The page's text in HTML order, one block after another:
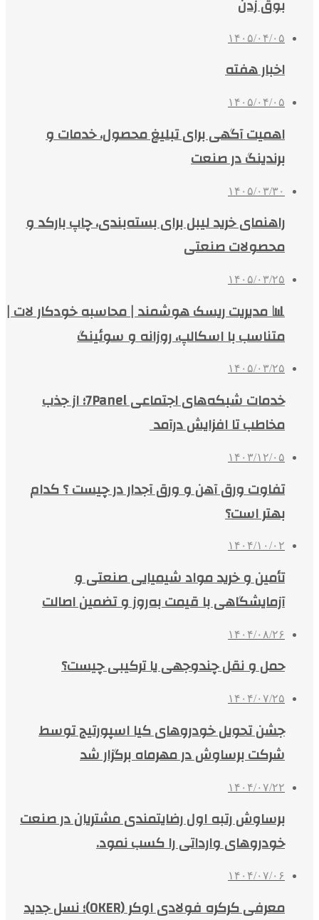
بوق زدن
۱۴۰۵/۰۴/۰۵
اخبار هفته
۱۴۰۵/۰۴/۰۵
اهمیت آگهی برای تبلیغ محصول، خدمات و
برندینگ در صنعت
۱۴۰۵/۰۳/۳۰
راهنمای خرید لیبل برای بسته‌بندی، چاپ بارکد و
محصولات صنعتی
۱۴۰۵/۰۳/۲۵
📊 مدیریت ریسک هوشمند | محاسبه خودکار لات |
متناسب با اسکالپ، روزانه و سوئینگ
۱۴۰۵/۰۳/۲۵
خدمات شبکه‌های اجتماعی 7Panel؛ از جذب
مخاطب تا افزایش درآمد
۱۴۰۳/۱۲/۰۵
تفاوت ورق آهن و ورق آجدار در چیست ؟ کدام
بهتر است؟
۱۴۰۴/۱۰/۰۲
تأمین و خرید مواد شیمیایی صنعتی و
آزمایشگاهی با قیمت به‌روز و تضمین اصالت
۱۴۰۴/۰۸/۲۶
حمل و نقل چندوجهی یا ترکیبی چیست؟
۱۴۰۴/۰۷/۲۵
جشن تحویل خودروهای کیا اسپورتیج توسط
شرکت برساوش در مهرماه برگزار شد
۱۴۰۴/۰۷/۲۲
برساوش رتبه اول رضایتمندی مشتریان در صنعت
خودروهای وارداتی را کسب نمود.
۱۴۰۴/۰۷/۰۶
معرفی کرکره فولادی اوکر (OKER)؛ نسل جدید